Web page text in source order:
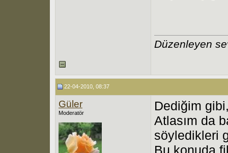
Düzenleyen
22-04-2010, 08:37
Güler
Moderatör
Dediğim
Atlasım da
söyledikleri
Bu konuda